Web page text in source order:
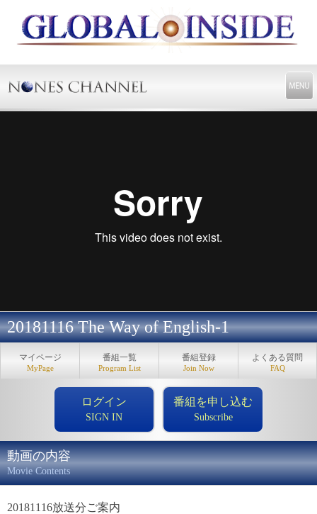
20181116 The Way of English-1
マイページ
MyPage
番組一覧
Program List
番組登録
Join Now
よくある質問
FAQ
ログイン
SIGN IN
番組を申し込む
Subscribe
動画の内容
Movie Contents
20181116放送分ご案内